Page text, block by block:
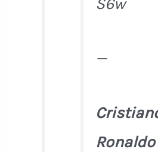
—
Ronaldo